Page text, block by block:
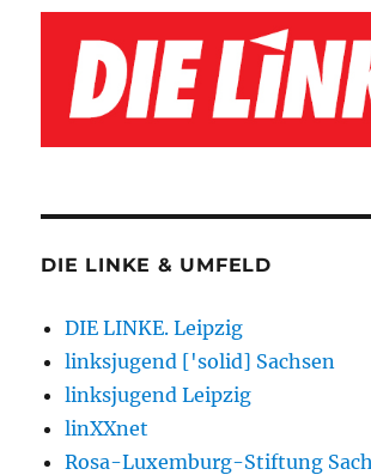
DIE LINKE & UMFELD
DIE LINKE. Leipzig
linksjugend ['solid] Sachsen
linksjugend Leipzig
linXXnet
Rosa-Luxemburg-Stiftung